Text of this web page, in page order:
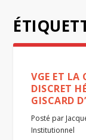
VGE ET LA
DISCRET
GISCARD
Posté par
Institutionnel